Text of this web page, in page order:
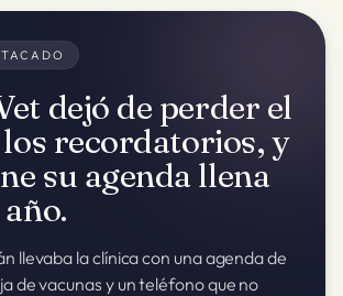
dejó de perder el
recordatorios, y
su agenda llena
llevaba la clínica con una agenda de
de vacunas y un teléfono que no